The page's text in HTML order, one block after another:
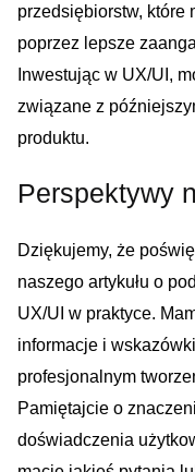
przedsiębiorstw, ‌które
poprzez lepsze
Inwestując⁣ w UX/UI,​
związane z
produktu.
Perspektywy
Dziękujemy, że
naszego artykułu o
UX/UI‍ w praktyce.
informacje i
profesjonalnym
Pamiętajcie⁤ o
doświadczenia